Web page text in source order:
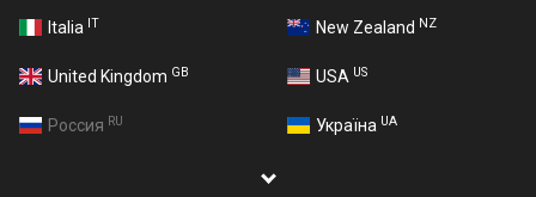
Italia IT New Zealand NZ
United Kingdom GB USA US
Россия RU Україна UA